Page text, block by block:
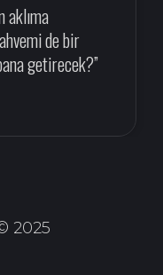
aklıma
de bir
getirecek?”
2025